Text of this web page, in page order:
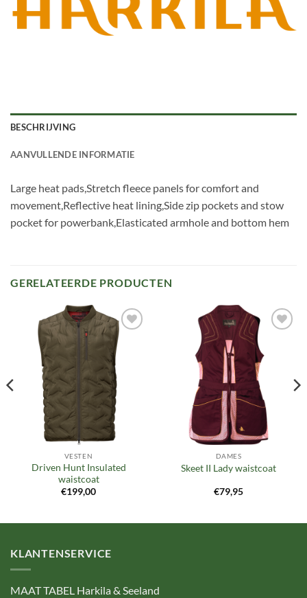
BESCHRIJVING
AANVULLENDE INFORMATIE
Large heat pads,Stretch fleece panels for comfort and
movement,Reflective heat lining,Side zip pockets and stow
pocket for powerbank,Elasticated armhole and bottom hem
GERELATEERDE PRODUCTEN
Toevoegen
aan
verlanglijst
VESTEN
Driven Hunt Insulated
waistcoat
€199,00
Toevoegen
verlanglijst
DAMES
Skeet II Lady waistcoat
€79,95
KLANTENSERVICE
MAAT TABEL Harkila & Seeland